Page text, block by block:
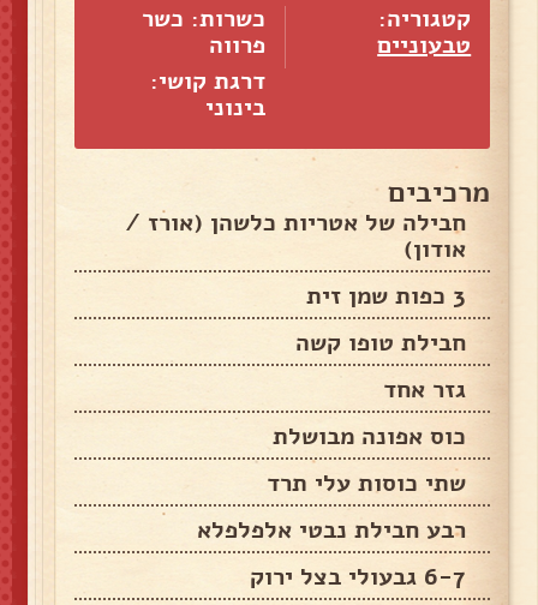
קטגוריה:
טבעוניים
כשרות: כשר
פרווה
דרגת קושי:
בינוני
מרכיבים
חבילה של אטריות כלשהן (אורז /
אודון)
3 כפות שמן זית
חבילת טופו קשה
גזר אחד
כוס אפונה מבושלת
שתי כוסות עלי תרד
רבע חבילת נבטי אלפלפלא
6-7 גבעולי בצל ירוק